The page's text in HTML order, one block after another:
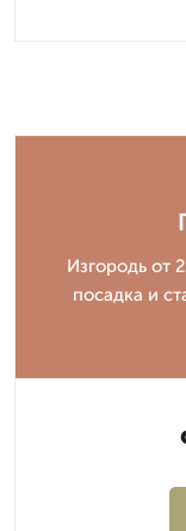
Изгородь от
посадка и